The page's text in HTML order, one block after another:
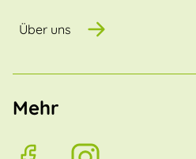
Über uns
Mehr